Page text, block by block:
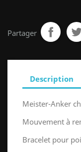
Partager
Description
Meister-Anker
Mouvement à
Bracelet pour